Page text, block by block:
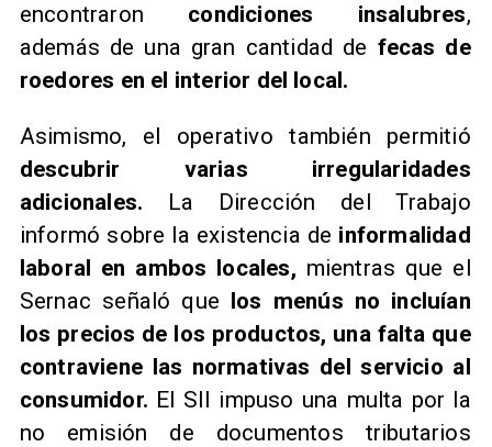
encontraron condiciones insalubres,
además de una gran cantidad de fecas de
roedores en el interior del local.
Asimismo, el operativo también permitió
descubrir varias irregularidades
adicionales. La Dirección del Trabajo
informó sobre la existencia de informalidad
laboral en ambos locales, mientras que el
Sernac señaló que los menús no incluían
los precios de los productos, una falta que
contraviene las normativas del servicio al
consumidor. El SII impuso una multa por la
no emisión de documentos tributarios